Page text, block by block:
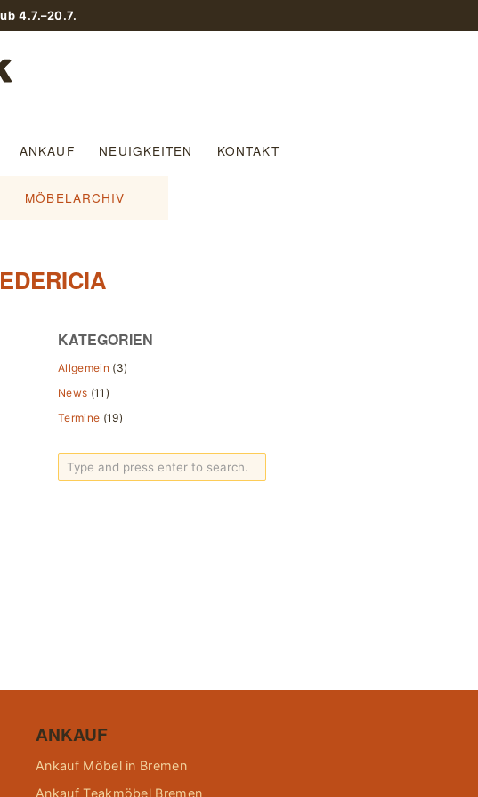
4.7.–20.7.
ANKAUF NEUIGKEITEN KONTAKT
MÖBELARCHIV
KATEGORIEN
Allgemein (3)
News (11)
Termine (19)
ANKAUF
Ankauf Möbel in Bremen
Ankauf Teakmöbel Bremen